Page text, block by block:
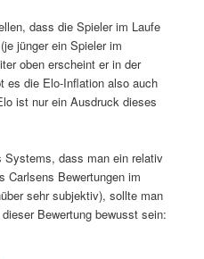
dass die Spieler im Laufe
jünger ein Spieler im
oben erscheint er in der
es die Elo-Inflation also auch
ist nur ein Ausdruck dieses
Systems, dass man ein relativ
Carlsens Bewertungen im
sehr subjektiv), sollte man
Bewertung bewusst sein: